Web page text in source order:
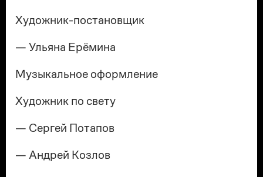
Художник-постановщик
— Ульяна Ерёмина
Музыкальное оформление
Художник по свету
— Сергей Потапов
— Андрей Козлов